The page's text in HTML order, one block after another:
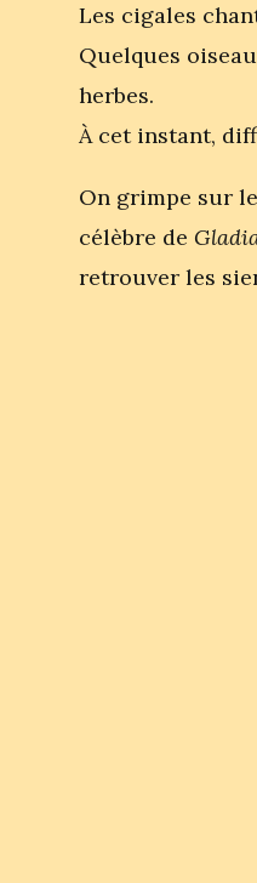
Les cigales
Quelques
herbes.
À cet instant,
On grimpe sur
célèbre de
retrouver les